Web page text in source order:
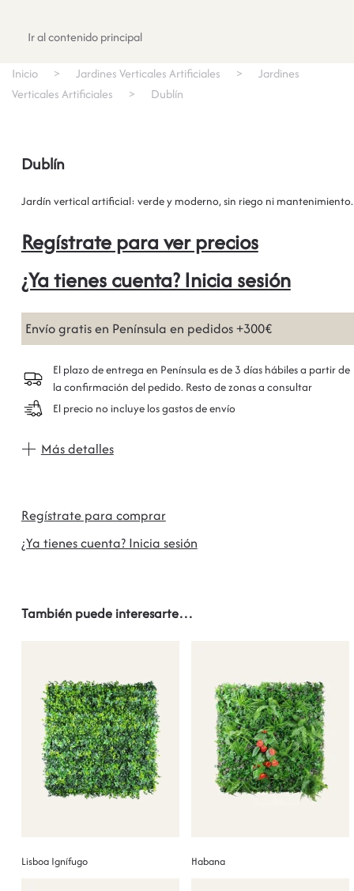
Ir al contenido principal
Inicio Jardines Verticales Artificiales
Jardines
Verticales Artificiales
Dublín
Dublín
Jardín vertical artificial: verde y moderno, sin riego ni mantenimiento.
Regístrate para ver precios
¿Ya tienes cuenta? Inicia sesión
Envío gratis en Península en pedidos +300€
El plazo de entrega en Península es de 3 días hábiles a partir de
la confirmación del pedido. Resto de zonas a consultar
El precio no incluye los gastos de envío
Más detalles
Regístrate para comprar
¿Ya tienes cuenta? Inicia sesión
También puede interesarte…
Lisboa Ignífugo Habana